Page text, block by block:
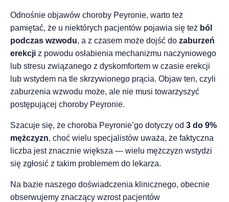
Odnośnie objawów choroby Peyronie, warto też
pamiętać, że u niektórych pacjentów pojawia się też ból
podczas wzwodu, a z czasem może dojść do zaburzeń
erekcji z powodu osłabienia mechanizmu naczyniowego
lub stresu związanego z dyskomfortem w czasie erekcji
lub wstydem na tle skrzywionego prącia. Objaw ten, czyli
zaburzenia wzwodu może, ale nie musi towarzyszyć
postępującej choroby Peyronie.
Szacuje się, że choroba Peyronie’go dotyczy od 3 do 9%
mężczyzn, choć wielu specjalistów uważa, że faktyczna
liczba jest znacznie większa — wielu mężczyzn wstydzi
się zgłosić z takim problemem do lekarza.
Na bazie naszego doświadczenia klinicznego, obecnie
obserwujemy znaczący wzrost pacjentów